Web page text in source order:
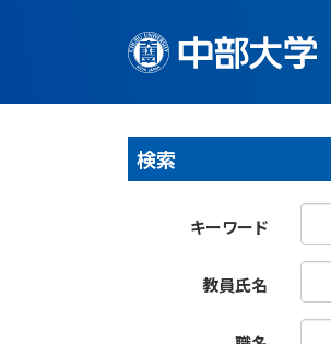
検索
キーワード
教員氏名